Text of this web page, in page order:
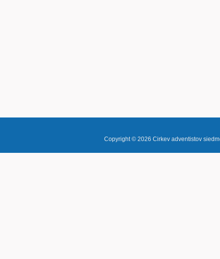
Copyright © 2026Cirkev adventistov